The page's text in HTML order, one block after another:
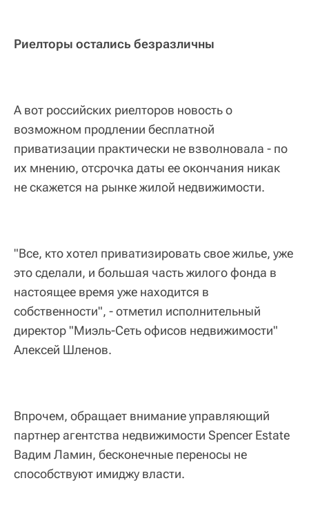
Риелторы остались безразличны
А вот российских риелторов новость о
возможном продлении бесплатной
приватизации практически не взволновала - по
их мнению, отсрочка даты ее окончания никак
не скажется на рынке жилой недвижимости.
"Все, кто хотел приватизировать свое жилье, уже
это сделали, и большая часть жилого фонда в
настоящее время уже находится в
собственности", - отметил исполнительный
директор "Миэль-Сеть офисов недвижимости"
Алексей Шленов.
Впрочем, обращает внимание управляющий
партнер агентства недвижимости Spencer Estate
Вадим Ламин, бесконечные переносы не
способствуют имиджу власти.